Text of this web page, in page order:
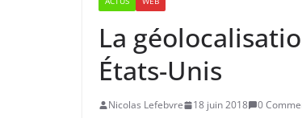
La
États-Unis
Nicolas Lefebvre 18 juin 2018 0